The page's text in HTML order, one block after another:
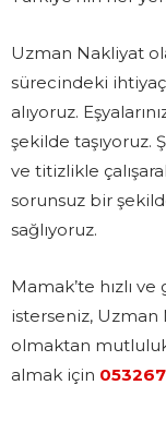
Uzman Nakliyat
sürecindeki
alıyoruz.
şekilde taşıyoruz.
ve titizlikle
sorunsuz bir
sağlıyoruz.
Mamak’te hızlı
isterseniz, Uzman
olmaktan
almak için